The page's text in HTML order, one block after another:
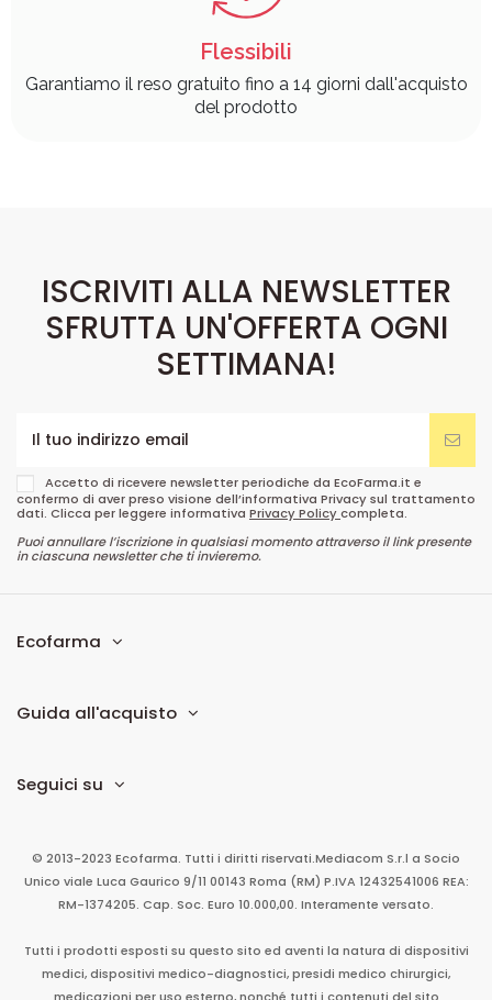
Flessibili
Garantiamo il reso gratuito fino a 14 giorni dall'acquisto
del prodotto
ISCRIVITI ALLA NEWSLETTER
SFRUTTA UN'OFFERTA OGNI
SETTIMANA!
Accetto di ricevere newsletter periodiche da EcoFarma.it e
confermo di aver preso visione dell’informativa Privacy sul trattamento
dati. Clicca per leggere informativa Privacy Policycompleta.
Puoi annullare l’iscrizione in qualsiasi momento attraverso il link presente
in ciascuna newsletter che ti invieremo.
Ecofarma
Guida all'acquisto
Seguici su
© 2013-2023 Ecofarma. Tutti i diritti riservati.Mediacom S.r.l a Socio
Unico viale Luca Gaurico 9/11 00143 Roma (RM) P.IVA 12432541006 REA:
RM-1374205. Cap. Soc. Euro 10.000,00. Interamente versato.
Tutti i prodotti esposti su questo sito ed aventi la natura di dispositivi
medici, dispositivi medico-diagnostici, presidi medico chirurgici,